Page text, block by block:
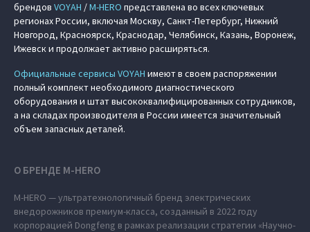
брендов VOYAH /M‑HERO представлена во всех ключевых
регионах России, включая Москву, Санкт-Петербург, Нижний
Новгород, Красноярск, Краснодар, Челябинск, Казань, Воронеж,
Ижевск и продолжает активно расширяться.
Официальные сервисы VOYAH имеют в своем распоряжении
полный комплект необходимого диагностического
оборудования и штат высококвалифицированных сотрудников,
а на складах производителя в России имеется значительный
объем запасных деталей.
О БРЕНДЕ M‑HERO
M‑HERO — ультратехнологичный бренд электрических
внедорожников премиум-класса, созданный в 2022 году
корпорацией Dongfeng в рамках реализации стратегии «Научно-